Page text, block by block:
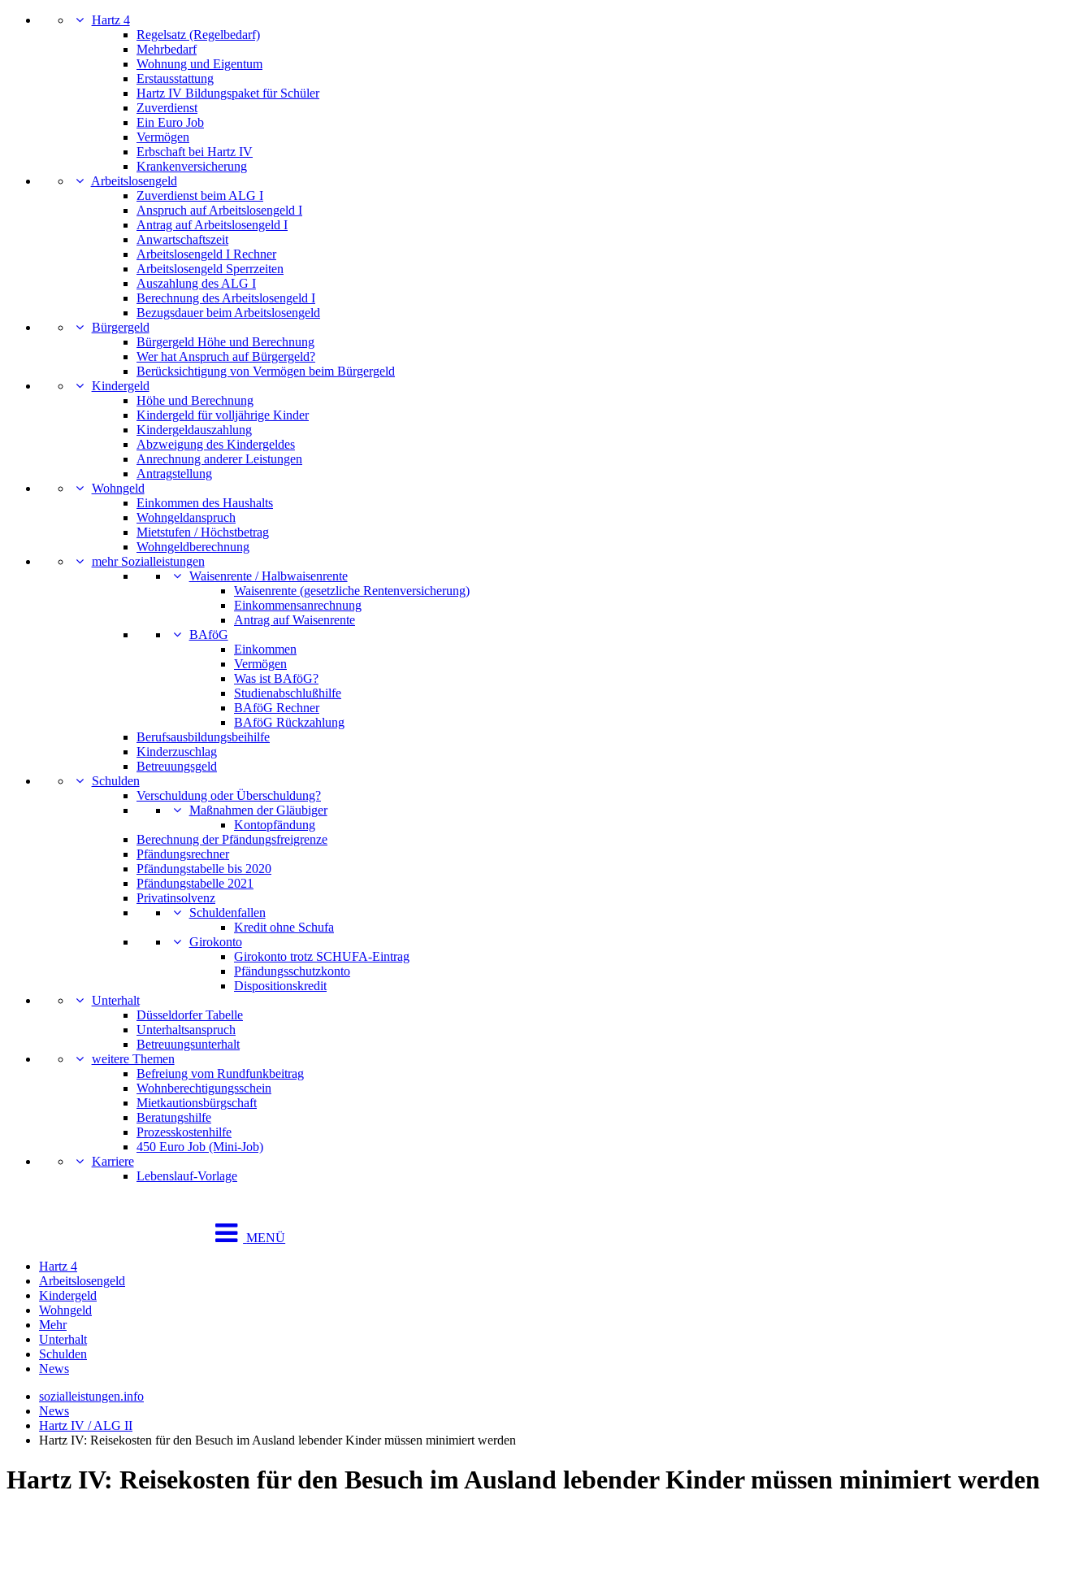
Hartz 4
Regelsatz (Regelbedarf)
Mehrbedarf
Wohnung und Eigentum
Erstausstattung
Hartz IV Bildungspaket für Schüler
Zuverdienst
Ein Euro Job
Vermögen
Erbschaft bei Hartz IV
Krankenversicherung
Arbeitslosengeld
Zuverdienst beim ALG I
Anspruch auf Arbeitslosengeld I
Antrag auf Arbeitslosengeld I
Anwartschaftszeit
Arbeitslosengeld I Rechner
Arbeitslosengeld Sperrzeiten
Auszahlung des ALG I
Berechnung des Arbeitslosengeld I
Bezugsdauer beim Arbeitslosengeld
Bürgergeld
Bürgergeld Höhe und Berechnung
Wer hat Anspruch auf Bürgergeld?
Berücksichtigung von Vermögen beim Bürgergeld
Kindergeld
Höhe und Berechnung
Kindergeld für volljährige Kinder
Kindergeldauszahlung
Abzweigung des Kindergeldes
Anrechnung anderer Leistungen
Antragstellung
Wohngeld
Einkommen des Haushalts
Wohngeldanspruch
Mietstufen / Höchstbetrag
Wohngeldberechnung
mehr Sozialleistungen
Waisenrente / Halbwaisenrente
Waisenrente (gesetzliche Rentenversicherung)
Einkommensanrechnung
Antrag auf Waisenrente
BAföG
Einkommen
Vermögen
Was ist BAföG?
Studienabschlußhilfe
BAföG Rechner
BAföG Rückzahlung
Berufsausbildungsbeihilfe
Kinderzuschlag
Betreuungsgeld
Schulden
Verschuldung oder Überschuldung?
Maßnahmen der Gläubiger
Kontopfändung
Berechnung der Pfändungsfreigrenze
Pfändungsrechner
Pfändungstabelle bis 2020
Pfändungstabelle 2021
Privatinsolvenz
Schuldenfallen
Kredit ohne Schufa
Girokonto
Girokonto trotz SCHUFA-Eintrag
Pfändungsschutzkonto
Dispositionskredit
Unterhalt
Düsseldorfer Tabelle
Unterhaltsanspruch
Betreuungsunterhalt
weitere Themen
Befreiung vom Rundfunkbeitrag
Wohnberechtigungsschein
Mietkautionsbürgschaft
Beratungshilfe
Prozesskostenhilfe
450 Euro Job (Mini-Job)
Karriere
Lebenslauf-Vorlage
MENÜ
Hartz 4
Arbeitslosengeld
Kindergeld
Wohngeld
Mehr
Unterhalt
Schulden
News
sozialleistungen.info
News
Hartz IV / ALG II
Hartz IV: Reisekosten für den Besuch im Ausland lebender Kinder müssen minimiert werden
Hartz IV: Reisekosten für den Besuch im Ausland lebender Kinder müssen minimiert werden